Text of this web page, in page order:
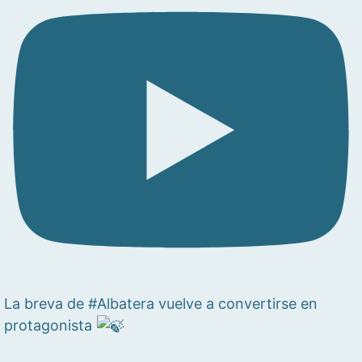
La breva de #Albatera vuelve a convertirse en
protagonista